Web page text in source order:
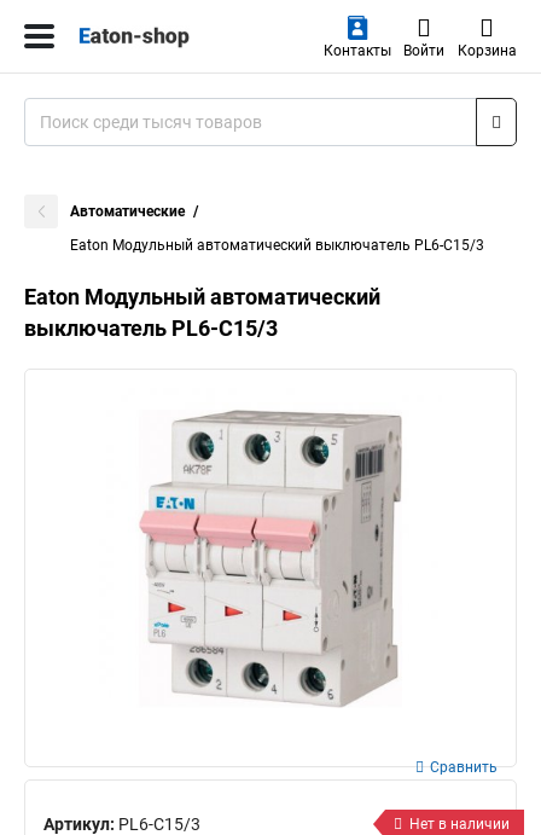
Контакты Войти Корзина
Автоматические
Eaton Модульный автоматический выключатель PL6-C15/3
Eaton Модульный автоматический
выключатель PL6-C15/3
Артикул: PL6-C15/3
Сравнить
Нет в наличии